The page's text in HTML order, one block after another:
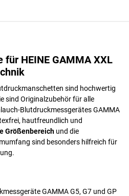
HEINE GAMMA XXL
sind hochwertig
sind Originalzubehör für alle
Blutdruckmessgerätes GAMMA
hautfreundlich und
Größenbereich und die
sind besonders hilfreich für
GAMMA G5, G7 und GP